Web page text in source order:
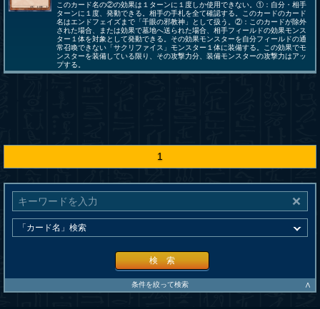
このカード名の②の効果は１ターンに１度しか使用できない。①：自分・相手
ターンに１度、発動できる。相手の手札を全て確認する。このカードのカード
名はエンドフェイズまで「千眼の邪教神」として扱う。②：このカードが除外
された場合、または効果で墓地へ送られた場合、相手フィールドの効果モンス
ター１体を対象として発動できる。その効果モンスターを自分フィールドの通
常召喚できない「サクリファイス」モンスター１体に装備する。この効果でモ
ンスターを装備している限り、その攻撃力分、装備モンスターの攻撃力はアッ
プする。
1
検 索
条件を絞って検索 ∧